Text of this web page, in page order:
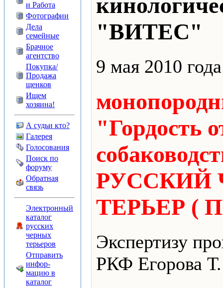
и Работа
Фотографии
Дела
семейные
Брачное
агентство
Покупка/
Продажа
щенков
Ищем
хозяина!
А судьи кто?
Галерея
Голосования
Поиск по
форуму
Обратная
связь
Электронный
каталог
русских
черных
терьеров
Отправить
инфор-
мацию в
каталог
"ВИТЕС"
9 мая 2010
"Гордость
РУССКИЙ
ТЕРЬЕР (
Экспертизу
РКФ Егорова